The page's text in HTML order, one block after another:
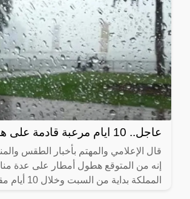
عاجل.. 10 ايام مرعبة قادمة على هذه المناطق
قال الإعلامي والمهتم بأخبار الطقس
إنه من المتوقع هطول أمطار على عدة
المملكة بداية من السبت وخلال 10 أيام مقبلة.